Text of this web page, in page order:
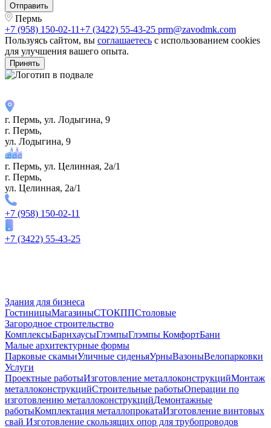
Отправить
Пермь
+7 (958) 150-02-11+7 (3422) 55-43-25 prm@zavodmk.com
Пользуясь сайтом, вы соглашаетесь с использованием cookies
для улучшения вашего опыта.
Принять
г. Пермь, ул. ​Лодыгина, 9
г. Пермь,
ул. ​Лодыгина, 9
г. Пермь, ул. Целинная, 2а/1
г. Пермь,
ул. Целинная, 2а/1
+7 (958) 150-02-11
+7 (3422) 55-43-25
Здания для бизнеса
ГостиницыМагазиныСТОКППСтоловые
Загородное строительство
КомплексыБарнхаусыГлэмпыГлэмпы КомфортБани
Малые архитектурные формы
Парковые скамьиУличные сиденьяУрныВазоныВелопарковки
Услуги
Проектные работыИзготовление металлоконструкцийМонтаж
металлоконструкцийСтроительные работыОперации по
изготовлению металлоконструкцийДемонтажные
работыКомплектация металлопрокатаИзготовление винтовых
свай Изготовление скользящих опор для трубопроводов